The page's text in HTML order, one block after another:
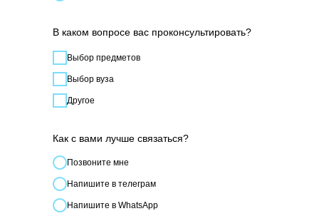
В каком вопросе вас проконсультировать?
Выбор предметов
Выбор вуза
Другое
Как с вами лучше связаться?
Позвонитe мне
Напишите в телеграм
Напишите в WhatsApp